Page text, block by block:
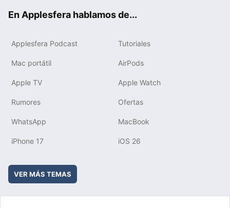
En Applesfera hablamos de...
Applesfera Podcast Tutoriales
Mac portátil AirPods
Apple TV Apple Watch
Rumores Ofertas
WhatsApp MacBook
iPhone 17 iOS 26
VER MÁS TEMAS